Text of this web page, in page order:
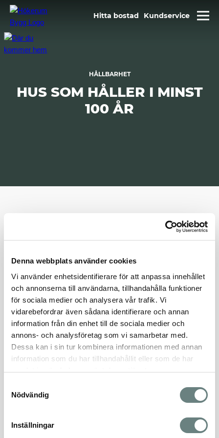
Denna webbplats använder cookies
Vi använder enhetsidentifierare för att anpassa innehållet
och annonserna till användarna, tillhandahålla funktioner
för sociala medier och analysera vår trafik. Vi
vidarebefordrar även sådana identifierare och annan
information från din enhet till de sociala medier och
annons- och analysföretag som vi samarbetar med.
Dessa kan i sin tur kombinera informationen med annan
information som du har tillhandahållit eller som de har
samlat in när du har använt deras tjänster.
Nödvändig
Inställningar
Hitta bostad Kundservice
HÅLLBARHET
HUS SOM HÅLLER I MINST
100 ÅR